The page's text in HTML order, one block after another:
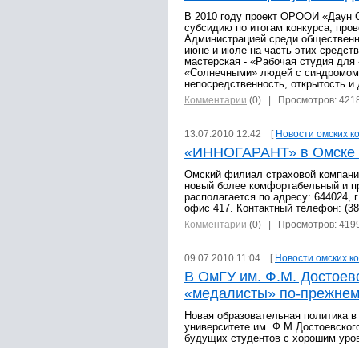
В 2010 году проект ОРООИ «Даун
субсидию по итогам конкурса,
Администрацией среди
июне и июле на часть этих
мастерская - «Рабочая студия
«Солнечными» людей с
непосредственность, открытость и
Комментарии (0) | Просмотров:
13.07.2010 12:42 [ Новости омских
«ИННОГАРАНТ» в Омске
Омский филиал страховой
новый более комфортабельный и
располагается по адресу: 644024,
офис 417. Контактный телефон:
Комментарии (0) | Просмотров:
09.07.2010 11:04 [ Новости омских
В ОмГУ им. Ф.М.
«медалисты» по-
Новая образовательная политика
университете им.
будущих студентов с хорошим